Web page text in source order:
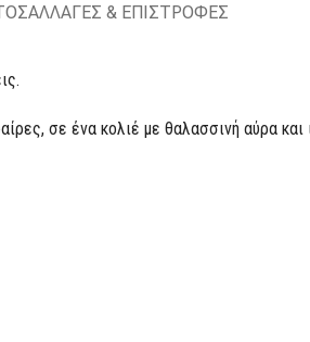
ΑΛΛΑΓΕΣ & ΕΠΙΣΤΡΟΦΕΣ
σε ένα κολιέ με θαλασσινή αύρα και